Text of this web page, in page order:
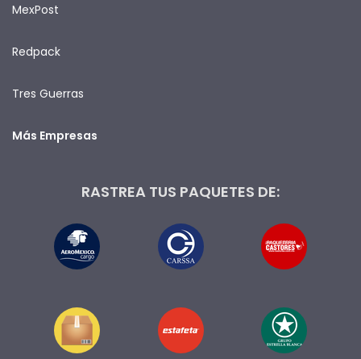
MexPost
Redpack
Tres Guerras
Más Empresas
RASTREA TUS PAQUETES DE: